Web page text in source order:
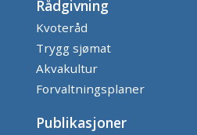
Rådgivning
Kvoteråd
Trygg sjømat
Akvakultur
Forvaltningsplaner
Publikasjoner